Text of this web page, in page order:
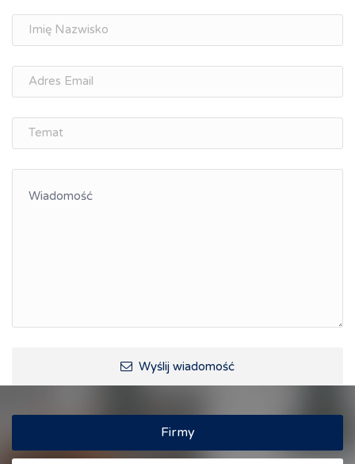
Memorandum Gospodarcze PL-CZ
Śląskie Porozumienie Gospodarcze
ŚLĄSK.ONLINE
Integracja
Wyślij wiadomość
Firmy